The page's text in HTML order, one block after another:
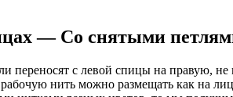
— Со снятыми
переносят с левой спицы на правую, не
нить можно размещать как на